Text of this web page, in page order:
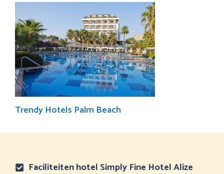
Trendy Hotels Palm Beach
Faciliteiten hotel Simply Fine Hotel Alize